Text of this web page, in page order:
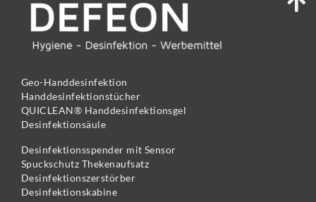
Geo-Handdesinfektion
Handdesinfektionstücher
QUICLEAN® Handdesinfektionsgel
Desinfektionsäule
Desinfektionsspender mit Sensor
Spuckschutz Thekenaufsatz
Desinfektionszerstörber
Desinfektionskabine